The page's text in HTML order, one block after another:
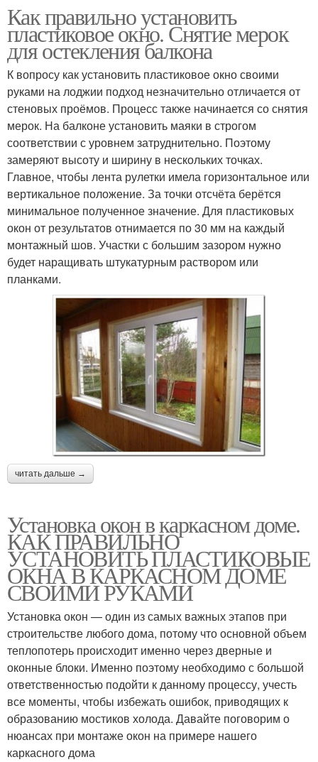
Как правильно установить
пластиковое окно. Снятие мерок
для остекления балкона
К вопросу как установить пластиковое окно своими
руками на лоджии подход незначительно отличается от
стеновых проёмов. Процесс также начинается со снятия
мерок. На балконе установить маяки в строгом
соответствии с уровнем затруднительно. Поэтому
замеряют высоту и ширину в нескольких точках.
Главное, чтобы лента рулетки имела горизонтальное или
вертикальное положение. За точки отсчёта берётся
минимальное полученное значение. Для пластиковых
окон от результатов отнимается по 30 мм на каждый
монтажный шов. Участки с большим зазором нужно
будет наращивать штукатурным раствором или
планками.
читать дальше →
Установка окон в каркасном доме.
КАК ПРАВИЛЬНО
УСТАНОВИТЬ ПЛАСТИКОВЫЕ
ОКНА В КАРКАСНОМ ДОМЕ
СВОИМИ РУКАМИ
Установка окон — один из самых важных этапов при
строительстве любого дома, потому что основной объем
теплопотерь происходит именно через дверные и
оконные блоки. Именно поэтому необходимо с большой
ответственностью подойти к данному процессу, учесть
все моменты, чтобы избежать ошибок, приводящих к
образованию мостиков холода. Давайте поговорим о
нюансах при монтаже окон на примере нашего
каркасного дома